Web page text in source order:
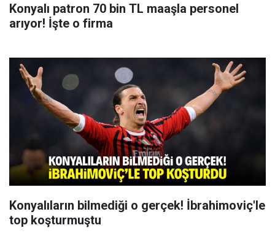
Konyalı patron 70 bin TL maaşla personel
arıyor! İşte o firma
Konyalıların bilmediği o gerçek! İbrahimoviç'le
top koşturmuştu